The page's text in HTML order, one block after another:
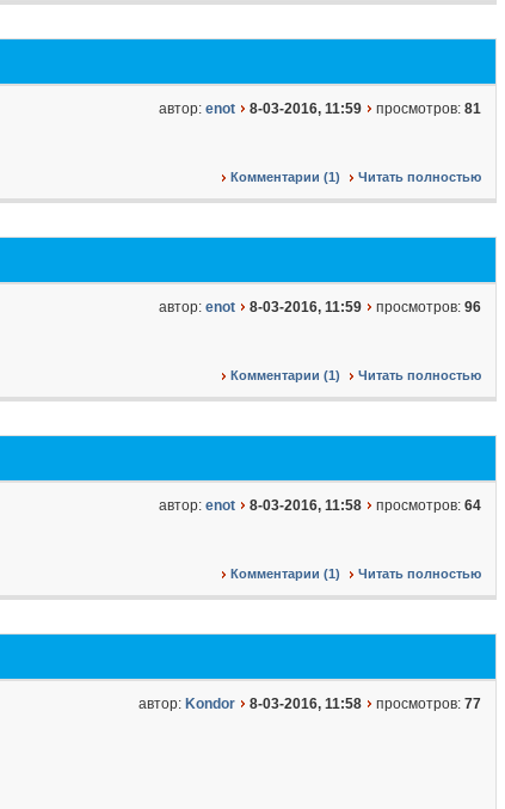
автор: enot 8-03-2016, 11:59 просмотров: 81
Комментарии (1) Читать полностью
автор: enot 8-03-2016, 11:59 просмотров: 96
Комментарии (1) Читать полностью
автор: enot 8-03-2016, 11:58 просмотров: 64
Комментарии (1) Читать полностью
автор: Kondor 8-03-2016, 11:58 просмотров: 77